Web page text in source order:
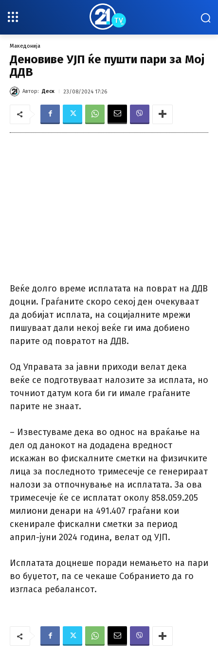
Македонија
Деновиве УЈП ќе пушти пари за Мој
ДДВ
Автор: Деск 23/08/2024 17:26
Веќе долго време исплатата на поврат на ДДВ
доцни. Граѓаните скоро секој ден очекуваат
да добијат исплата, на социјалните мрежи
пишуваат дали некој веќе ги има добиено
парите од повратот на ДДВ.
Од Управата за јавни приходи велат дека
веќе се подготвуваат налозите за исплата, но
точниот датум кога би ги имале граѓаните
парите не знаат.
– Известуваме дека во однос на враќање на
дел од данокот на додадена вредност
искажан во фискалните сметки на физичките
лица за последното тримесечје се генерираат
налози за отпочнување на исплатата. За ова
тримесечје ќе се исплатат околу 858.059.205
милиони денари на 491.407 граѓани кои
скенирале фискални сметки за период
април-јуни 2024 година, велат од УЈП.
Исплатата доцнеше поради немањето на пари
во буџетот, па се чекаше Собранието да го
изгласа ребалансот.